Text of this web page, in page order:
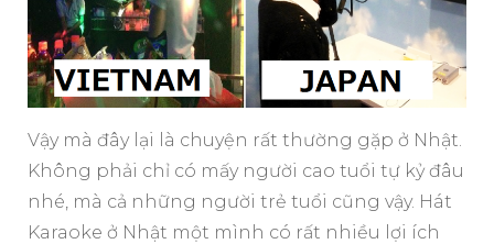
Vậy mà đây lại là chuyện rất thường gặp ở Nhật.
Không phải chỉ có mấy người cao tuổi tự kỷ đâu
nhé, mà cả những người trẻ tuổi cũng vậy. Hát
Karaoke ở Nhật một mình có rất nhiều lợi ích